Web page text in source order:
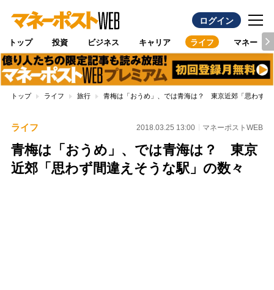
ログイン
トップ 投資 ビジネス キャリア ライフ マネー
トップ ライフ 旅行 青梅は「おうめ」、では青海は？ 東京近郊「思わず間
ライフ 2018.03.25 13:00 マネーポストWEB
青梅は「おうめ」、では青海は？ 東京
近郊「思わず間違えそうな駅」の数々